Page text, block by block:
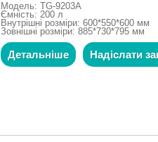
Модель: TG-9203A
Ємність: 200 л
Внутрішні розміри: 600*550*600 мм
Зовнішні розміри: 885*730*795 мм
Детальніше Надіслати